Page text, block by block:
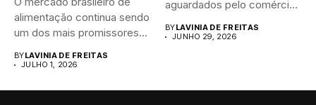
alimentação continua sendo
um dos mais promissores
BYLAVINIA DE FREITAS
JULHO 1, 2026
aguardados pelo comércio
BYLAVINIA DE FREITAS
JUNHO 29, 2026